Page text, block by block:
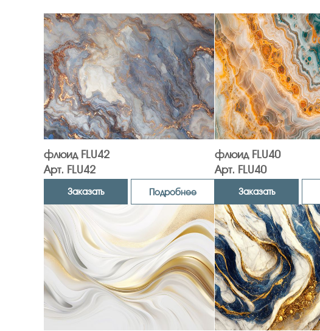
флюид FLU42
Арт. FLU42
Заказать Подробнее
флюид FLU40
Арт. FLU40
Заказать